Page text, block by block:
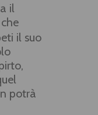
il
il suo
potrà